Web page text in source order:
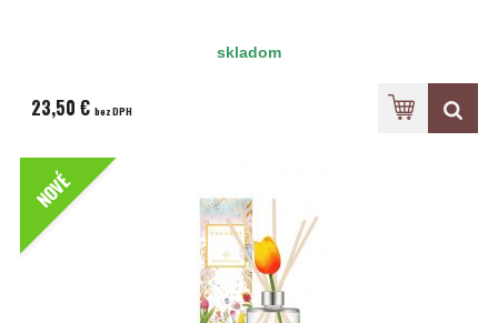
skladom
23,50 € bez DPH
NOVÉ